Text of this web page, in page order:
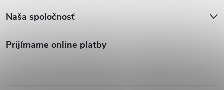
Naša spoločnosť
Prijímame online platby